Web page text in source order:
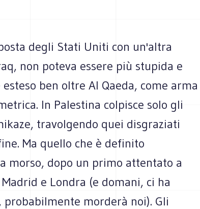
degli Stati Uniti con un'altra
non poteva essere più stupida e
ben oltre Al Qaeda, come arma
In Palestina colpisce solo gli
travolgendo quei disgraziati
Ma quello che è definito
morso, dopo un primo attentato a
e Londra (e domani, ci ha
morderà noi). Gli